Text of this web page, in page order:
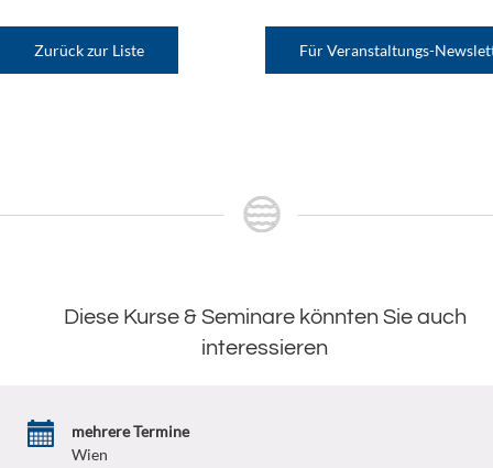
Zurück zur Liste Für Veranstaltungs-
Diese Kurse & Seminare könnten Sie auch
interessieren
mehrere Termine
Wien